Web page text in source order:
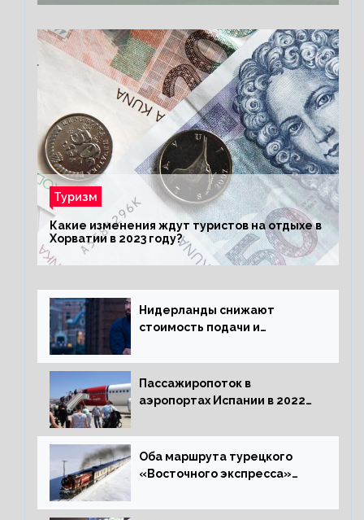
Туризм
Какие изменения ждут туристов на отдыхе в
Хорватии в 2023 году?
Нидерланды снижают
стоимость подачи и
жительство
Пассажиропоток в
аэропортах Испании в 2022
процентов
Оба маршрута турецкого
«Восточного экспресса»